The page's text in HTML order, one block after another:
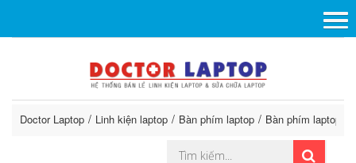
Doctor Laptop Linh kiện laptop Bàn phím laptop Bàn phím laptop